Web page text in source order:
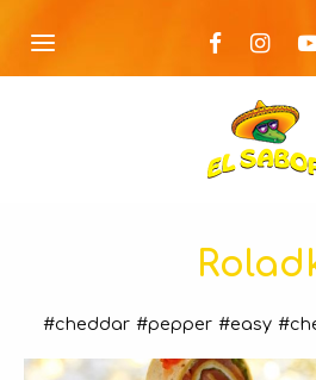
#cheddar #pepper #easy